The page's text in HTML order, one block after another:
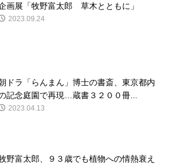
画展「牧野富太郎 草木とともに」
2023.09.24
ドラ「らんまん」博士の書斎、東京都内
記念庭園で再現…蔵書３２００冊...
2023.04.13
野富太郎、９３歳でも植物への情熱衰え